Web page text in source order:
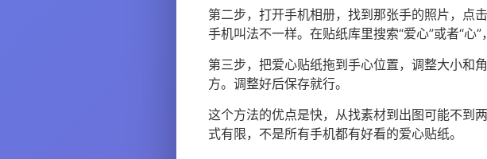
第二步，打开手机相册，找到那张手的照片，点
手机叫法不一样。在贴纸库里搜索“爱心”或者“心
第三步，把爱心贴纸拖到手心位置，调整大小和
方。调整好后保存就行。
这个方法的优点是快，从找素材到出图可能不到
式有限，不是所有手机都有好看的爱心贴纸。